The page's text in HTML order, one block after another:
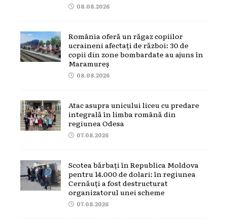
08.08.2026
România oferă un răgaz copiilor
ucraineni afectați de război: 30 de
copii din zone bombardate au ajuns în
Maramureș
08.08.2026
Atac asupra unicului liceu cu predare
integrală în limba română din
regiunea Odesa
07.08.2026
Scotea bărbați în Republica Moldova
pentru 14.000 de dolari: în regiunea
Cernăuți a fost destructurat
organizatorul unei scheme
07.08.2026